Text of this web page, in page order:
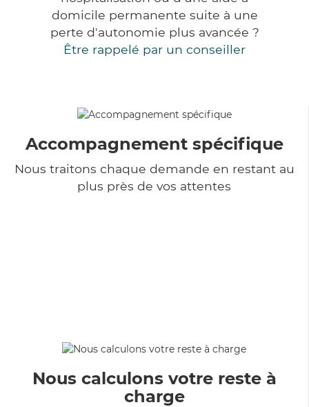
domicile permanente suite à une
perte d'autonomie plus avancée ?
Être rappelé par un conseiller
Accompagnement spécifique
Nous traitons chaque demande en restant au
plus près de vos attentes
Nous calculons votre reste à
charge